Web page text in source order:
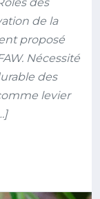
de la
proposé
Nécessité
des
levier